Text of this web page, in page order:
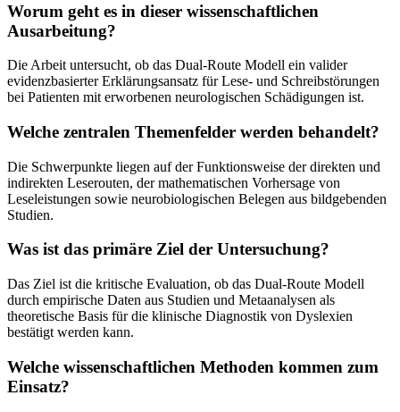
Worum geht es in dieser wissenschaftlichen
Ausarbeitung?
Die Arbeit untersucht, ob das Dual-Route Modell ein valider
evidenzbasierter Erklärungsansatz für Lese- und Schreibstörungen
bei Patienten mit erworbenen neurologischen Schädigungen ist.
Welche zentralen Themenfelder werden behandelt?
Die Schwerpunkte liegen auf der Funktionsweise der direkten und
indirekten Leserouten, der mathematischen Vorhersage von
Leseleistungen sowie neurobiologischen Belegen aus bildgebenden
Studien.
Was ist das primäre Ziel der Untersuchung?
Das Ziel ist die kritische Evaluation, ob das Dual-Route Modell
durch empirische Daten aus Studien und Metaanalysen als
theoretische Basis für die klinische Diagnostik von Dyslexien
bestätigt werden kann.
Welche wissenschaftlichen Methoden kommen zum
Einsatz?